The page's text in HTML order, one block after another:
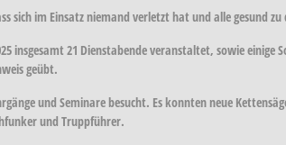
sich im Einsatz niemand verletzt hat und alle gesund
insgesamt 21 Dienstabende veranstaltet, sowie
geübt.
und Seminare besucht. Es konnten neue
und Truppführer.